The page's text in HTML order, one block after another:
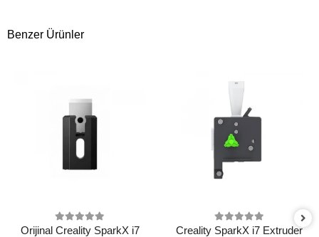
Benzer Ürünler
Orijinal Creality SparkX i7
Creality SparkX i7 Extruder